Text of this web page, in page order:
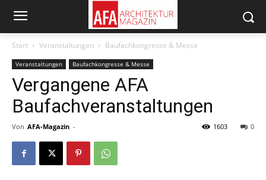
Start Veranstaltungen Baufachkongresse & Messe
Veranstaltungen Baufachkongresse & Messe
Vergangene AFA
Baufachveranstaltungen
Von AFA-Magazin - 0
1603